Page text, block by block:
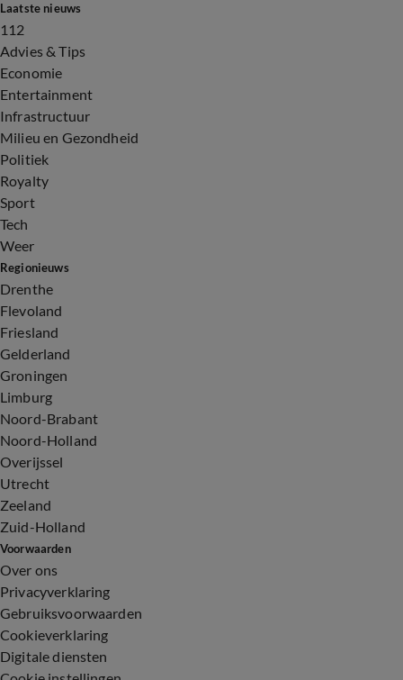
Laatste nieuws
112
Advies & Tips
Economie
Entertainment
Infrastructuur
Milieu en Gezondheid
Politiek
Royalty
Sport
Tech
Weer
Regionieuws
Drenthe
Flevoland
Friesland
Gelderland
Groningen
Limburg
Noord-Brabant
Noord-Holland
Overijssel
Utrecht
Zeeland
Zuid-Holland
Voorwaarden
Over ons
Privacyverklaring
Gebruiksvoorwaarden
Cookieverklaring
Digitale diensten